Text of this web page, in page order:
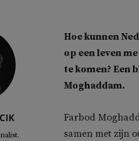
Hoe kunnen
op een leven
te komen?
Moghaddam.
Farbod
samen met zijn